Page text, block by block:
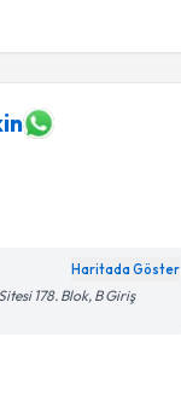
Haritada Göster
178. Blok, B Giriş